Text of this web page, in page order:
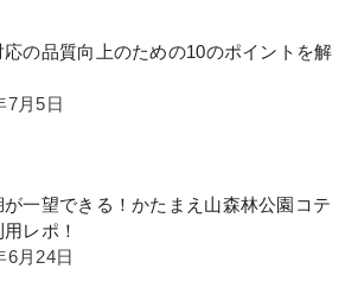
応の品質向上のための10のポイントを解
7月5日
が一望できる！かたまえ山森林公園コテ
レポ！
6月24日